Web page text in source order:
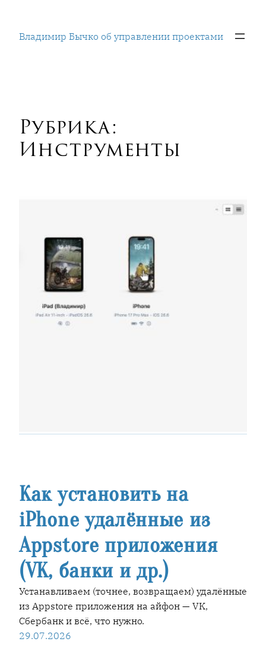
содержимому
Владимир Бычко об управлении проектами
Рубрика:
Инструменты
Как установить на
iPhone удалённые из
Appstore приложения
(VK, банки и др.)
Устанавливаем (точнее, возвращаем) удалённые
из Appstore приложения на айфон — VK,
Сбербанк и всё, что нужно.
29.07.2026